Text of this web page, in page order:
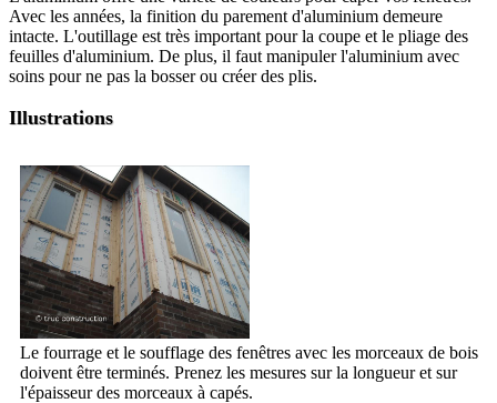
Avec les années, la finition du parement d'aluminium demeure
intacte. L'outillage est très important pour la coupe et le pliage des
feuilles d'aluminium. De plus, il faut manipuler l'aluminium avec
soins pour ne pas la bosser ou créer des plis.
Illustrations
Le fourrage et le soufflage des fenêtres avec les morceaux de bois
doivent être terminés. Prenez les mesures sur la longueur et sur
l'épaisseur des morceaux à capés.